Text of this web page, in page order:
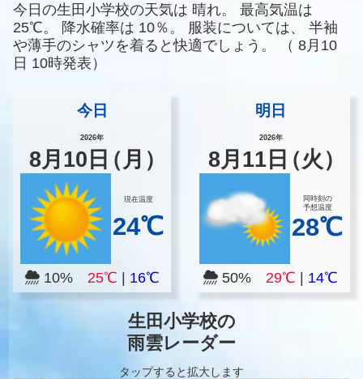
今日の生田小学校の天気は 晴れ。
最高気温は
25℃。
降水確率は 10％。 服装については、
半袖
や薄手のシャツを着ると快適でしょう。
（ 8月10
日 10時発表）
今日
2026年
8月 10 日（月）
現在温度
24℃
10% 25℃ 16℃
明日
2026年
8月 11日（火）
同時刻の
予想温度
28℃
50%29℃ 14℃
生田小学校の
雨雲レーダー
タップすると拡大します